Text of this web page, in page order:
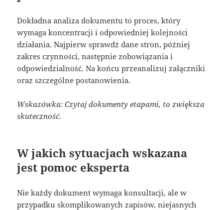
Dokładna analiza dokumentu to proces, który
wymaga koncentracji i odpowiedniej kolejności
działania. Najpierw sprawdź dane stron, później
zakres czynności, następnie zobowiązania i
odpowiedzialność. Na końcu przeanalizuj załączniki
oraz szczególne postanowienia.
Wskazówka: Czytaj dokumenty etapami, to zwiększa
skuteczność.
W jakich sytuacjach wskazana
jest pomoc eksperta
Nie każdy dokument wymaga konsultacji, ale w
przypadku skomplikowanych zapisów, niejasnych